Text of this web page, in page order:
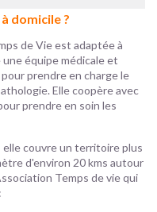
domicile ?
de Vie est adaptée à
une équipe médicale et
prendre en charge le
Elle coopère avec
prendre en soin les
elle couvre un territoire plus
d'environ 20 kms autour
Temps de vie qui